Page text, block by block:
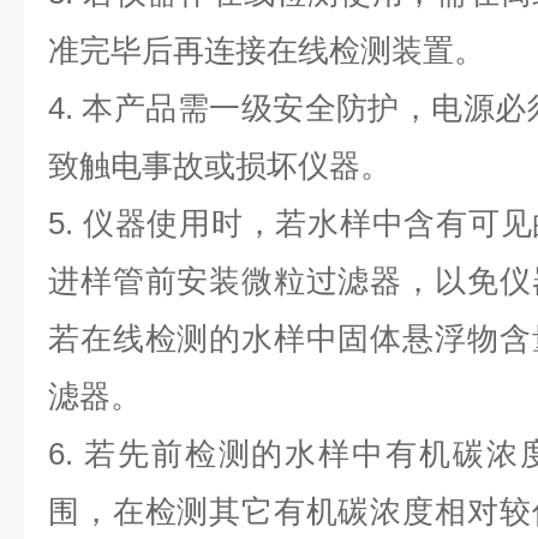
准完毕后再连接在线检测装置。
4. 本产品需一级安全防护，电源
致触电事故或损坏仪器。
5. 仪器使用时，若水样中含有可
进样管前安装微粒过滤器，以免
若在线检测的水样中固体悬浮物
滤器。
6. 若先前检测的水样中有机碳浓
围，在检测其它有机碳浓度相对